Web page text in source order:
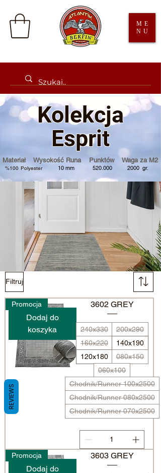
ME
NU
Filtruj
Dodaj do
koszyka
Promocja 3602 GREY
240x330
200x290
160x220
140x190
120x180
080x150
060x100
Chodnik/Runner 100x2500
Chodnik/Runner 080x2500
Chodnik/Runner 070x2500
Dodaj do
Promocja 3603 GREY
Kolekcja
Esprit
Materiał Wysokość Runa Punktów Waga za M2
%100 Polyester10mm 520.000 2000 gr.
REVIEWS